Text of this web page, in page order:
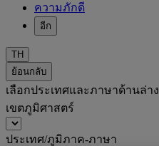
ความภักดี
อีก
TH
ย้อนกลับ
เลือกประเทศและภาษาด้านล่าง
เขตภูมิศาสตร์
ประเทศ/ภูมิภาค-ภาษา